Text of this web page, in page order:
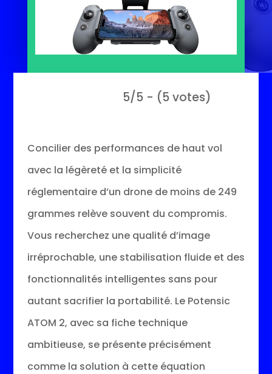
5/5 - (5 votes)
Concilier des performances de haut vol
avec la légèreté et la simplicité
réglementaire d’un drone de moins de 249
grammes relève souvent du compromis.
Vous recherchez une qualité d’image
irréprochable, une stabilisation fluide et des
fonctionnalités intelligentes sans pour
autant sacrifier la portabilité. Le Potensic
ATOM 2, avec sa fiche technique
ambitieuse, se présente précisément
comme la solution à cette équation